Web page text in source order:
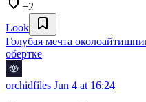
+2
Look
Голубая мечта
обертке
orchidfiles Jun 4 at 16:24